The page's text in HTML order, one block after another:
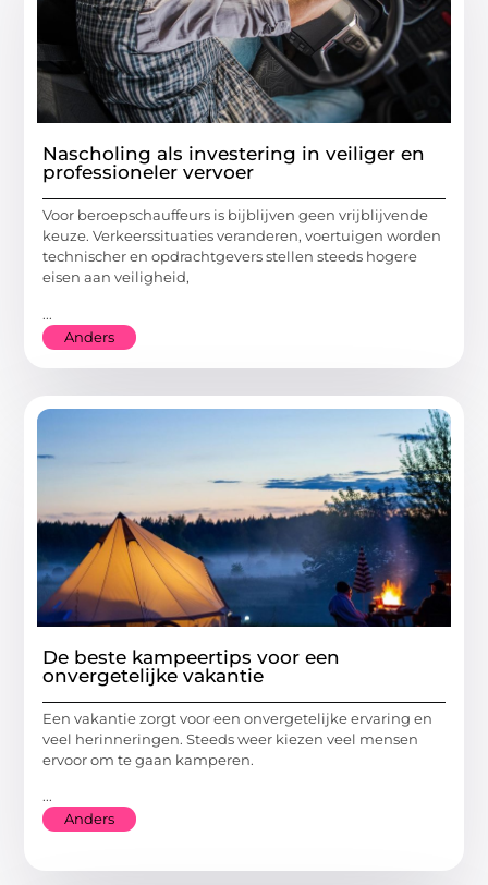
Nascholing als investering in veiliger en
professioneler vervoer
Voor beroepschauffeurs is bijblijven geen vrijblijvende
keuze. Verkeerssituaties veranderen, voertuigen worden
technischer en opdrachtgevers stellen steeds hogere
eisen aan veiligheid,
...
Anders
De beste kampeertips voor een
onvergetelijke vakantie
Een vakantie zorgt voor een onvergetelijke ervaring en
veel herinneringen. Steeds weer kiezen veel mensen
ervoor om te gaan kamperen.
...
Anders